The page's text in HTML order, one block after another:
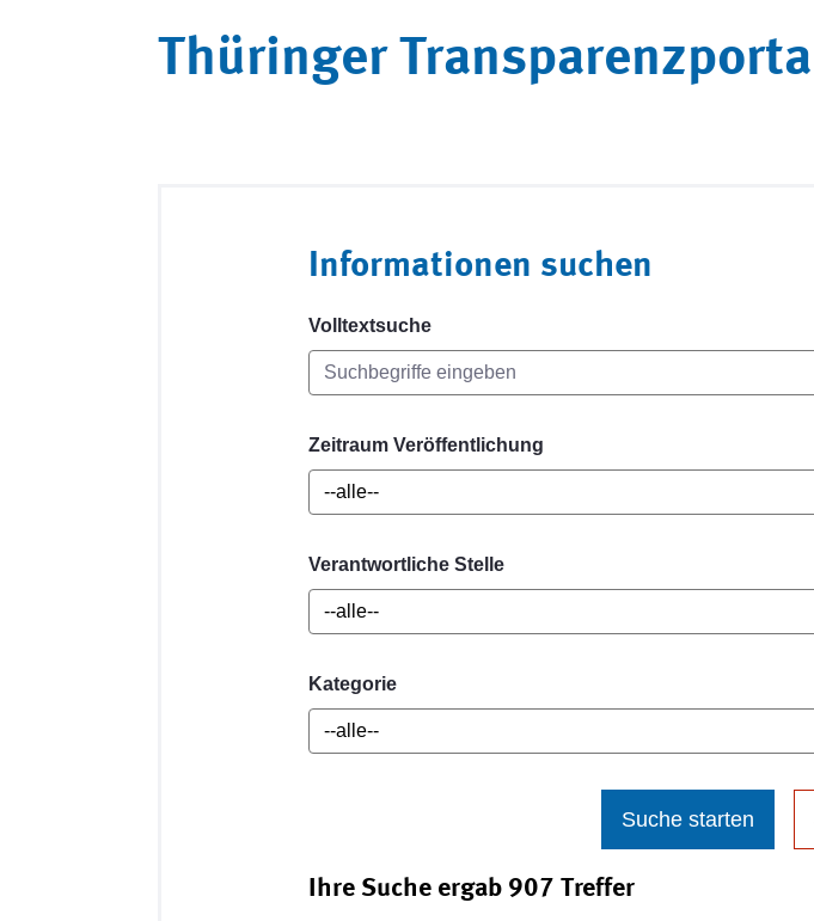
Thüringer
Informationen suchen
Volltextsuche
Zeitraum Veröffentlichung
Verantwortliche Stelle
Kategorie
Suche starten
Ihre Suche ergab 907 Treffer